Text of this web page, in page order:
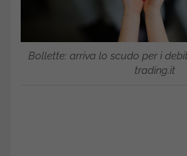
Bollette: arriva lo scudo per i
trading.it